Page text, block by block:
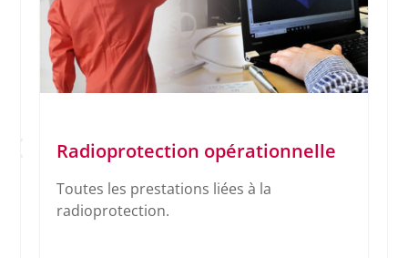
Radioprotection opérationnelle
Toutes les prestations liées à la
radioprotection.